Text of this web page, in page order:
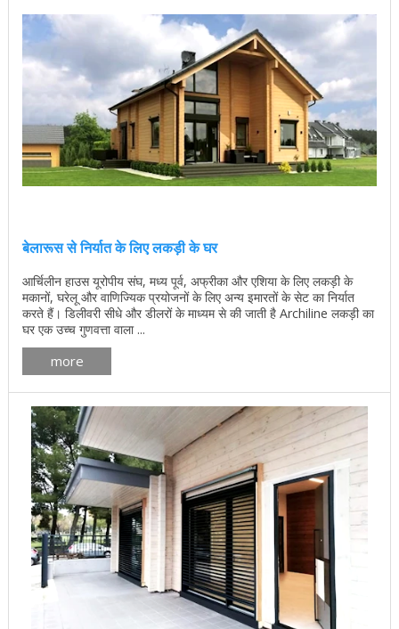
बेलारूस से निर्यात के लिए लकड़ी के घर
आर्चिलीन हाउस यूरोपीय संघ, मध्य पूर्व, अफ्रीका और एशिया के लिए लकड़ी के
मकानों, घरेलू और वाणिज्यिक प्रयोजनों के लिए अन्य इमारतों के सेट का निर्यात
करते हैं। डिलीवरी सीधे और डीलरों के माध्यम से की जाती है Archiline लकड़ी का
घर एक उच्च गुणवत्ता वाला ...
more